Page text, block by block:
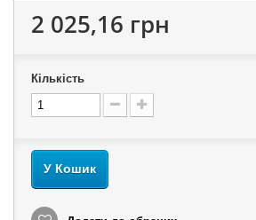
2 025,16 грн
Кількість
У Кошик